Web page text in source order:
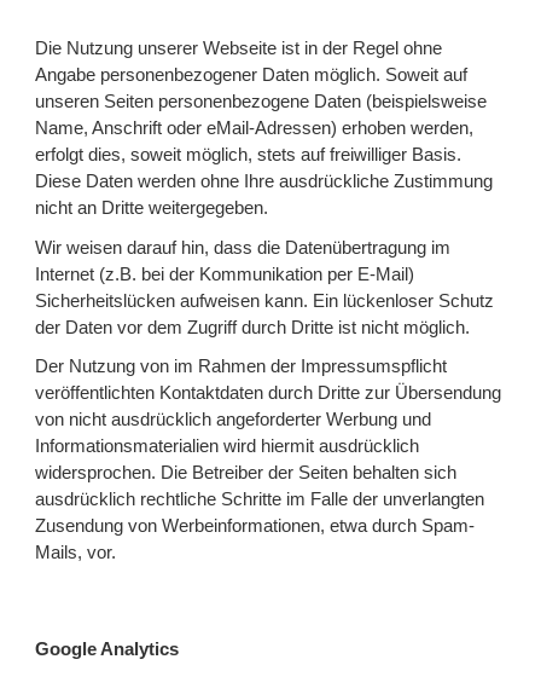
Die Nutzung unserer Webseite ist in der Regel ohne
Angabe personenbezogener Daten möglich. Soweit auf
unseren Seiten personenbezogene Daten (beispielsweise
Name, Anschrift oder eMail-Adressen) erhoben werden,
erfolgt dies, soweit möglich, stets auf freiwilliger Basis.
Diese Daten werden ohne Ihre ausdrückliche Zustimmung
nicht an Dritte weitergegeben.
Wir weisen darauf hin, dass die Datenübertragung im
Internet (z.B. bei der Kommunikation per E-Mail)
Sicherheitslücken aufweisen kann. Ein lückenloser Schutz
der Daten vor dem Zugriff durch Dritte ist nicht möglich.
Der Nutzung von im Rahmen der Impressumspflicht
veröffentlichten Kontaktdaten durch Dritte zur Übersendung
von nicht ausdrücklich angeforderter Werbung und
Informationsmaterialien wird hiermit ausdrücklich
widersprochen. Die Betreiber der Seiten behalten sich
ausdrücklich rechtliche Schritte im Falle der unverlangten
Zusendung von Werbeinformationen, etwa durch Spam-
Mails, vor.
Google Analytics